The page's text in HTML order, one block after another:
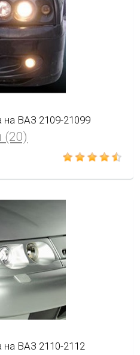
на ВАЗ 2109-21099
(20)
на ВАЗ 2110-2112